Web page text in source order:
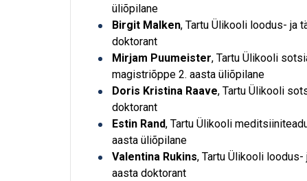
üliõpilane
Birgit Malken, Tartu Ülikooli loodus- ja
doktorant
Mirjam Puumeister, Tartu Ülikooli
magistriõppe 2. aasta üliõpilane
Doris Kristina Raave, Tartu Ülikooli
doktorant
Estin Rand, Tartu Ülikooli
aasta üliõpilane
Valentina Rukins, Tartu Ülikooli
aasta doktorant